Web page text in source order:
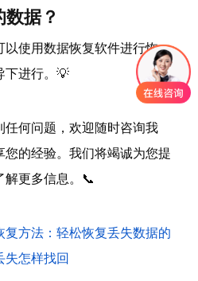
据？
以使用数据恢复软件进行恢
下进行。💡
任何问题，欢迎随时咨询我
的经验。我们将竭诚为您提
解更多信息。📞
复方法：轻松恢复丢失数据的
失怎样找回